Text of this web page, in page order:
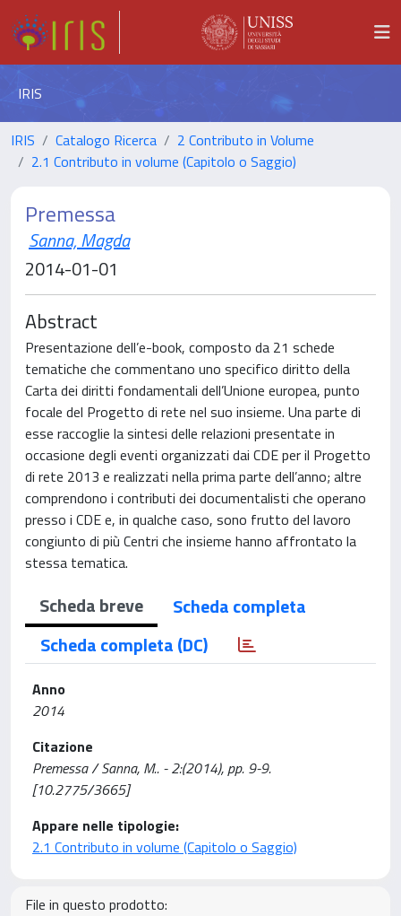
IRIS
IRIS Catalogo Ricerca
2 Contributo in Volume
2.1 Contributo in volume (Capitolo o Saggio)
Premessa
Sanna, Magda
2014-01-01
Abstract
Presentazione dell’e-book, composto da 21 schede
tematiche che commentano uno specifico diritto della
Carta dei diritti fondamentali dell’Unione europea, punto
focale del Progetto di rete nel suo insieme. Una parte di
esse raccoglie la sintesi delle relazioni presentate in
occasione degli eventi organizzati dai CDE per il Progetto
di rete 2013 e realizzati nella prima parte dell’anno; altre
comprendono i contributi dei documentalisti che operano
presso i CDE e, in qualche caso, sono frutto del lavoro
congiunto di più Centri che insieme hanno affrontato la
stessa tematica.
Scheda breve
Scheda completa
Scheda completa (DC)
Anno
2014
Citazione
Premessa / Sanna, M.. - 2:(2014), pp. 9-9.
[10.2775/3665]
Appare nelle tipologie:
2.1 Contributo in volume (Capitolo o Saggio)
File in questo prodotto: